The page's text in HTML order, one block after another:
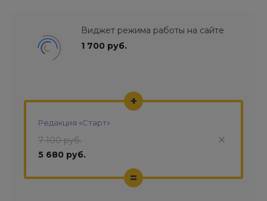
Виджет режима работы на сайте
1 700 руб.
Редакция «Старт»
7 100 руб.
5 680 руб.
+
=